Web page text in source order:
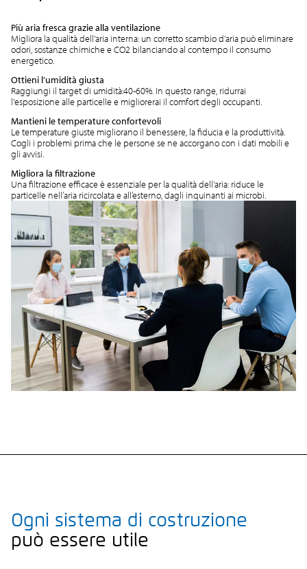
Più aria fresca grazie alla ventilazione
Migliora la qualità dell'aria interna: un corretto scambio d'aria può eliminare
odori, sostanze chimiche e CO2 bilanciando al contempo il consumo
energetico.
Ottieni l’umidità giusta
Raggiungi il target di umidità:40-60%. In questo range, ridurrai
l'esposizione alle particelle e migliorerai il comfort degli occupanti.
Mantieni le temperature confortevoli
Le temperature giuste migliorano il benessere, la fiducia e la produttività.
Cogli i problemi prima che le persone se ne accorgano con i dati mobili e
gli avvisi.
Migliora la filtrazione
Una filtrazione efficace è essenziale per la qualità dell'aria: riduce le
particelle nell’aria ricircolata e all’esterno, dagli inquinanti ai microbi.
Ogni sistema di costruzione
può essere utile